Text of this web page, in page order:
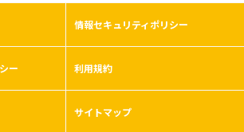
情報セキュリティポリシー
ー 利用規約
サイトマップ